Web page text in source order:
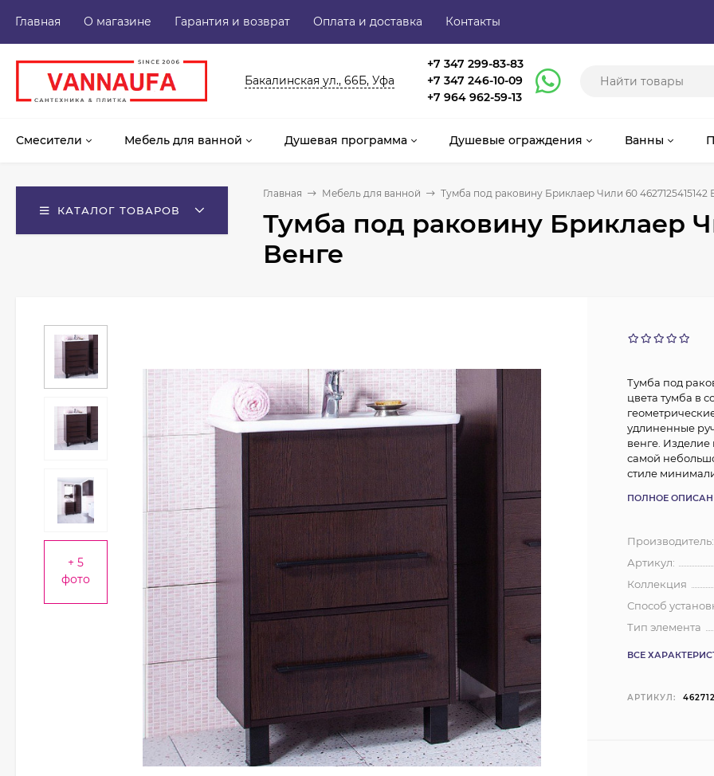
Главная О магазине Гарантия и возврат Оплата и доставка Контакты
Бакалинская ул., 66Б, Уфа
+7 347 299-83-83
+7 347 246-10-09
+7 964 962-59-13
Смесители Мебель для ванной Душевая программа Душевые ограждения Ванны
КАТАЛОГ ТОВАРОВ
Главная Мебель для ванной Тумба под раковину Бриклаер Чили 60 4627125415142
Тумба под раковину Бриклаер
Венге
+ 5
фото
Тумба под
цвета тумба в
удлиненные
венге.
самой
стиле
ПОЛНОЕ
Производитель:
Артикул:
Коллекция
Способ
Тип элемента
ВСЕ
АРТИКУЛ: